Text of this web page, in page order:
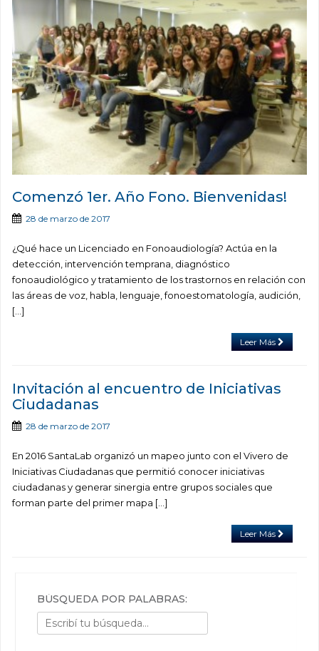
Comenzó 1er. Año Fono. Bienvenidas!
28 de marzo de 2017
¿Qué hace un Licenciado en Fonoaudiología? Actúa en la
detección, intervención temprana, diagnóstico
fonoaudiológico y tratamiento de los trastornos en relación con
las áreas de voz, habla, lenguaje, fonoestomatología, audición,
[…]
Leer Más
Invitación al encuentro de Iniciativas
Ciudadanas
28 de marzo de 2017
En 2016 SantaLab organizó un mapeo junto con el Vivero de
Iniciativas Ciudadanas que permitió conocer iniciativas
ciudadanas y generar sinergia entre grupos sociales que
forman parte del primer mapa […]
Leer Más
BÚSQUEDA POR PALABRAS: